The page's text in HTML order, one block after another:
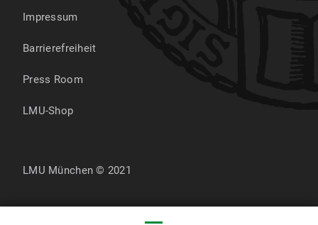
Impressum
Barrierefreiheit
Press Room
LMU-Shop
LMU München © 2021